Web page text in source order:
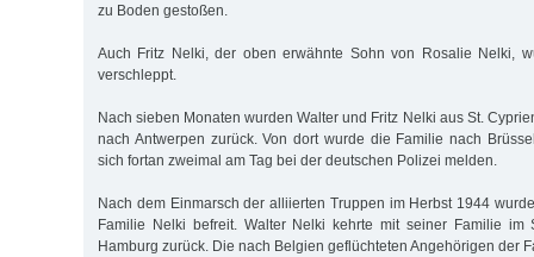
zu Boden gestoßen.
Auch Fritz Nelki, der oben erwähnte Sohn von Rosalie Nelki,
verschleppt.
Nach sieben Monaten wurden Walter und Fritz Nelki aus St.
nach Antwerpen zurück. Von dort wurde die Familie nach
sich fortan zweimal am Tag bei der deutschen Polizei melden.
Nach dem Einmarsch der alliierten Truppen im Herbst 1944
Familie Nelki befreit. Walter Nelki kehrte mit seiner Familie im
Hamburg zurück. Die nach Belgien geflüchteten Angehörigen der